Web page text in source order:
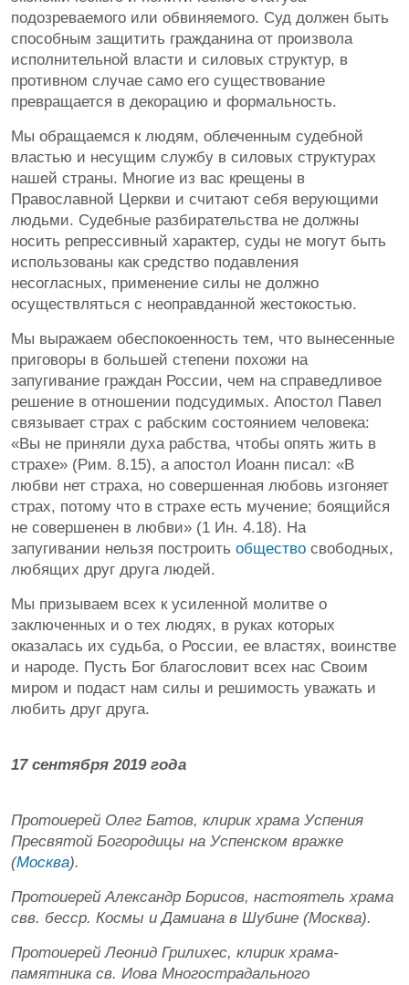
подозреваемого или обвиняемого. Суд должен быть
способным защитить гражданина от произвола
исполнительной власти и силовых структур, в
противном случае само его существование
превращается в декорацию и формальность.
Мы обращаемся к людям, облеченным судебной
властью и несущим службу в силовых структурах
нашей страны. Многие из вас крещены в
Православной Церкви и считают себя верующими
людьми. Судебные разбирательства не должны
носить репрессивный характер, суды не могут быть
использованы как средство подавления
несогласных, применение силы не должно
осуществляться с неоправданной жестокостью.
Мы выражаем обеспокоенность тем, что вынесенные
приговоры в большей степени похожи на
запугивание граждан России, чем на справедливое
решение в отношении подсудимых. Апостол Павел
связывает страх с рабским состоянием человека:
«Вы не приняли духа рабства, чтобы опять жить в
страхе» (Рим. 8.15), а апостол Иоанн писал: «В
любви нет страха, но совершенная любовь изгоняет
страх, потому что в страхе есть мучение; боящийся
не совершенен в любви» (1 Ин. 4.18). На
запугивании нельзя построить общество свободных,
любящих друг друга людей.
Мы призываем всех к усиленной молитве о
заключенных и о тех людях, в руках которых
оказалась их судьба, о России, ее властях, воинстве
и народе. Пусть Бог благословит всех нас Своим
миром и подаст нам силы и решимость уважать и
любить друг друга.
17 сентября 2019 года
Протоиерей Олег Батов, клирик храма Успения
Пресвятой Богородицы на Успенском вражке
(Москва).
Протоиерей Александр Борисов, настоятель храма
свв. бесср. Космы и Дамиана в Шубине (Москва).
Протоиерей Леонид Грилихес, клирик храма-
памятника св. Иова Многострадального